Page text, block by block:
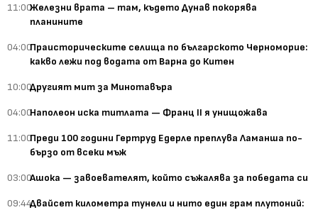
11:00Железни врата – там, където Дунав покорява
планините
04:00Праисторическите селища по българското Черноморие:
какво лежи под водата от Варна до Китен
10:00Другият мит за Минотавъра
04:00Наполеон иска титлата — Франц II я унищожава
11:00Преди 100 години Гертруд Едерле преплува Ламанша по-
бързо от всеки мъж
03:00Ашока — завоевателят, който съжалява за победата си
09:44Двайсет километра тунели и нито един грам плутоний: